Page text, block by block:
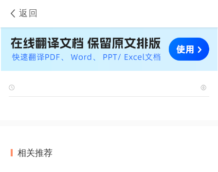
返回
相关推荐